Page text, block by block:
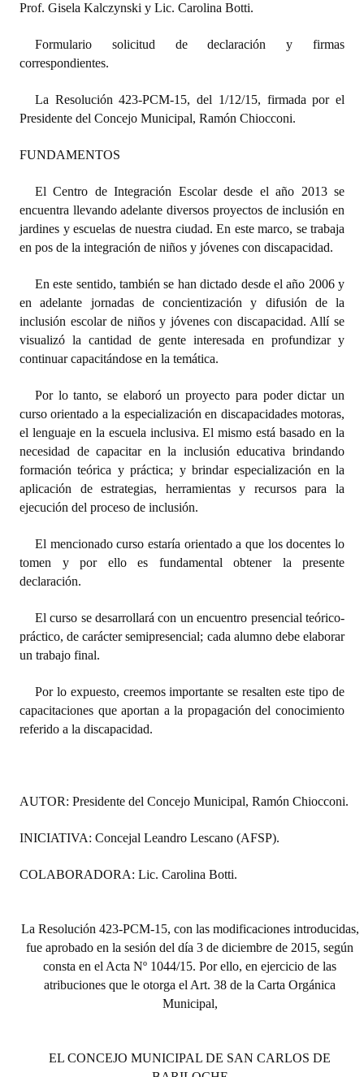
Dictámenes Asesoría Letrada
Actas de Sesión
Ejecución Presupuestaria
Actas de Audiencias Públicas
NORMATIVA
Comunicaciones
Declaraciones
Resoluciones
Resoluciones de Presidencia
INSTITUCIONAL
Antiguos Pobladores
Noticias Destacadas
Registros y Distinciones
Datos Históricos
Audiencias Públicas - Registro
Periodistas Decanos - Registro
Ciudadano Ilustre - Registro
Banca del Vecino - Registro
Huéspedes de Honor - Registro
Reconocimientos - Registro
Prof. Gisela Kalczynski y Lic. Carolina Botti.
Formulario solicitud de declaración y firmas
correspondientes.
La Resolución 423-PCM-15, del 1/12/15, firmada por el
Presidente del Concejo Municipal, Ramón Chiocconi.
FUNDAMENTOS
El Centro de Integración Escolar desde el año 2013 se
encuentra llevando adelante diversos proyectos de inclusión en
jardines y escuelas de nuestra ciudad. En este marco, se trabaja
en pos de la integración de niños y jóvenes con discapacidad.
En este sentido, también se han dictado desde el año 2006 y
en adelante jornadas de concientización y difusión de la
inclusión escolar de niños y jóvenes con discapacidad. Allí se
visualizó la cantidad de gente interesada en profundizar y
continuar capacitándose en la temática.
Por lo tanto, se elaboró un proyecto para poder dictar un
curso orientado a la especialización en discapacidades motoras,
el lenguaje en la escuela inclusiva. El mismo está basado en la
necesidad de capacitar en la inclusión educativa brindando
formación teórica y práctica; y brindar especialización en la
aplicación de estrategias, herramientas y recursos para la
ejecución del proceso de inclusión.
El mencionado curso estaría orientado a que los docentes lo
tomen y por ello es fundamental obtener la presente
declaración.
El curso se desarrollará con un encuentro presencial teórico-
práctico, de carácter semipresencial; cada alumno debe elaborar
un trabajo final.
Por lo expuesto, creemos importante se resalten este tipo de
capacitaciones que aportan a la propagación del conocimiento
referido a la discapacidad.
AUTOR: Presidente del Concejo Municipal, Ramón Chiocconi.
INICIATIVA: Concejal Leandro Lescano (AFSP).
COLABORADORA: Lic. Carolina Botti.
La Resolución 423-PCM-15, con las modificaciones introducidas,
fue aprobado en la sesión del día 3 de diciembre de 2015, según
consta en el Acta Nº 1044/15. Por ello, en ejercicio de las
atribuciones que le otorga el Art. 38 de la Carta Orgánica
Municipal,
EL CONCEJO MUNICIPAL DE SAN CARLOS DE